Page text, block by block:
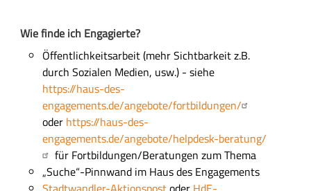
Wie finde ich Engagierte?
Öffentlichkeitsarbeit(mehr Sichtbarkeit z.B.
durch Sozialen Medien, usw.) - siehe
https://haus-des-
engagements.de/angebote/fortbildungen/
oder https://haus-des-
engagements.de/angebote/helpdesk-beratung/
für Fortbildungen/Beratungen zum Thema
„Suche“-Pinnwand im Haus des Engagements